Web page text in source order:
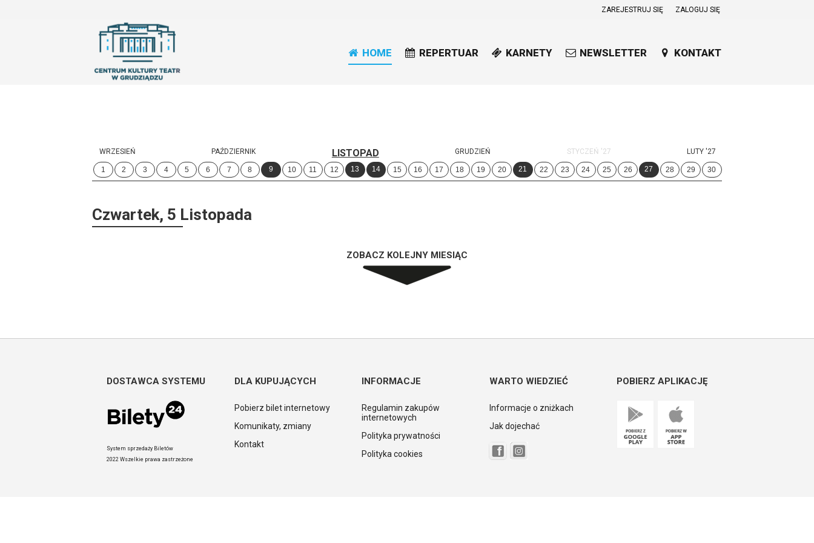
ZAREJESTRUJ SIĘ ZALOGUJ SIĘ
0,00
HOME REPERTUAR KARNETY NEWSLETTER KONTAKT
WRZESIEŃ PAŹDZIERNIK LISTOPAD GRUDZIEŃ STYCZEŃ '27 LUTY '27
1 2 3 4 5 6 7 8 9 10 11 12 13 14 15 16 17 18 19 20 21 22 23 24 25 26 27 28 29 30
Czwartek, 5 Listopada
ZOBACZ KOLEJNY MIESIĄC
DOSTAWCA SYSTEMU
System sprzedaży Biletów
2022 Wszelkie prawa zastrzeżone
DLA KUPUJĄCYCH
Pobierz bilet internetowy
Komunikaty, zmiany
Kontakt
INFORMACJE
Regulamin zakupów
internetowych
Polityka prywatności
Polityka cookies
WARTO WIEDZIEĆ
Informacje o zniżkach
Jak dojechać
POBIERZ APLIKACJĘ